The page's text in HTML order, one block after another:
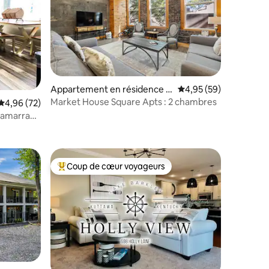
: 4,94 sur 5
moyenne sur la base de 72 commentaires : 4,96 sur 5
4,96 (72)
Appartement en résidence ⋅
Paducah
Évaluation moyenne
4,95 (59)
Market House Square Apts : 2 chambres
Coups de cœur voyageurs les plus appréciés
Coup de cœur voyageurs